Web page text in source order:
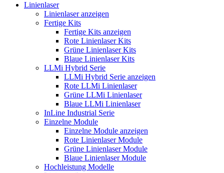
Linienlaser
Linienlaser anzeigen
Fertige Kits
Fertige Kits anzeigen
Rote Linienlaser Kits
Grüne Linienlaser Kits
Blaue Linienlaser Kits
LLMi Hybrid Serie
LLMi Hybrid Serie anzeigen
Rote LLMi Linienlaser
Grüne LLMi Linienlaser
Blaue LLMi Linienlaser
InLine Industrial Serie
Einzelne Module
Einzelne Module anzeigen
Rote Linienlaser Module
Grüne Linienlaser Module
Blaue Linienlaser Module
Hochleistung Modelle